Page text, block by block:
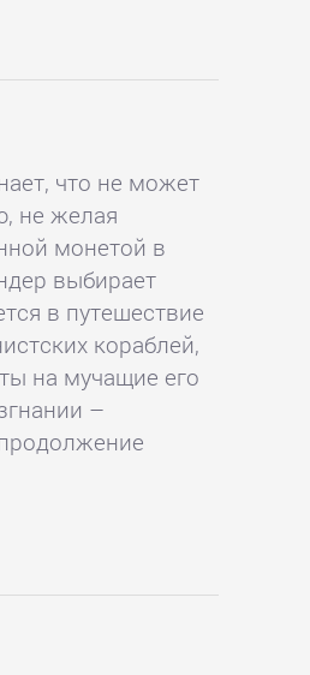
что не может
не желая
монетой в
выбирает
в путешествие
кораблей,
на мучащие его
–